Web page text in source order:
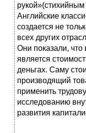
Английские
создается не
всех других
Они показали,
является
деньгах. Саму
производящий
применить
исследованию
развития